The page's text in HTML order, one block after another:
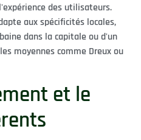
des utilisateurs.
aux spécificités locales,
dans la capitale ou d'un
moyennes comme Dreux ou
et le